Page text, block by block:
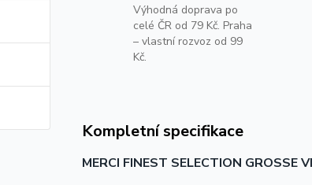
Výhodná doprava po
celé ČR od 79 Kč. Praha
– vlastní rozvoz od 99
Kč.
Kompletní specifikace
MERCI FINEST SELECTION GROSSE